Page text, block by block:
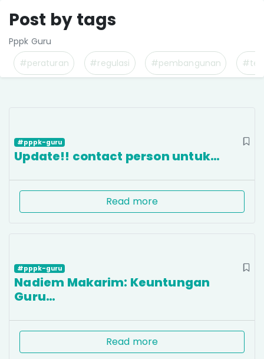
Post by tags
Pppk Guru
#peraturan
#regulasi #pembangunan
#pppk-guru
Update!! contact person untuk…
Read more
#pppk-guru
Nadiem Makarim: Keuntungan
Guru…
Read more